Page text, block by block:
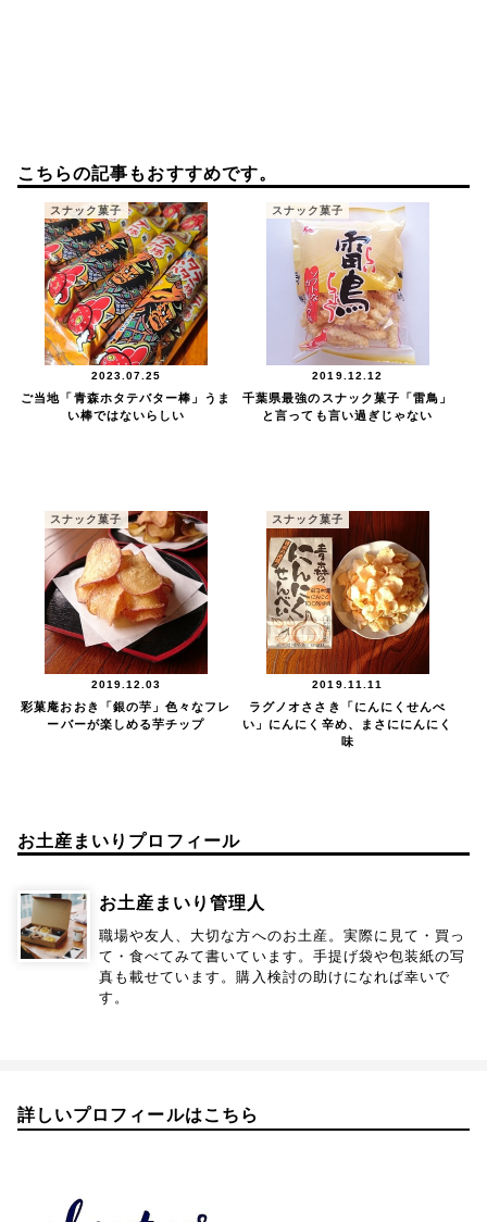
こちらの記事もおすすめです。
スナック菓子
2023.07.25
ご当地「青森ホタテバター棒」うま
い棒ではないらしい
スナック菓子
2019.12.12
千葉県最強のスナック菓子「雷鳥」
と言っても言い過ぎじゃない
スナック菓子
2019.12.03
彩菓庵おおき「銀の芋」色々なフレ
ーバーが楽しめる芋チップ
スナック菓子
2019.11.11
ラグノオささき「にんにくせんべ
い」にんにく辛め、まさににんにく
味
お土産まいりプロフィール
お土産まいり管理人
職場や友人、大切な方へのお土産。実際に見て・買っ
て・食べてみて書いています。手提げ袋や包装紙の写
真も載せています。購入検討の助けになれば幸いで
す。
詳しいプロフィールはこちら